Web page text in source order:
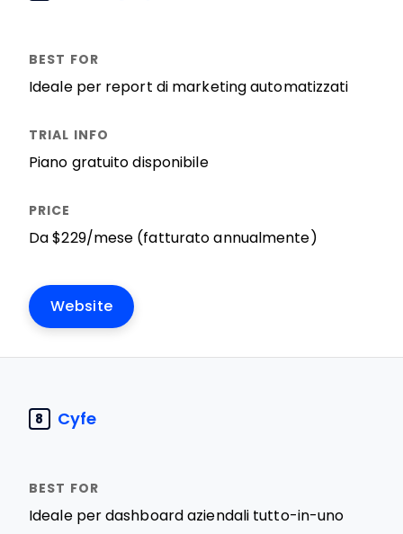
Ideale per report di marketing automatizzati
Piano gratuito disponibile
Da $229/mese (fatturato annualmente)
Website
8 Cyfe
Ideale per dashboard aziendali tutto-in-uno